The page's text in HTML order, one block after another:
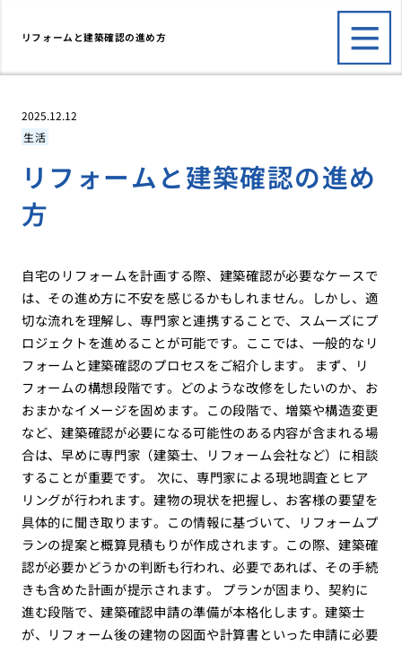
リフォームと建築確認の進め方
2025.12.12
生活
リフォームと建築確認の進め
方
自宅のリフォームを計画する際、建築確認が必要なケースで
は、その進め方に不安を感じるかもしれません。しかし、適
切な流れを理解し、専門家と連携することで、スムーズにプ
ロジェクトを進めることが可能です。ここでは、一般的なリ
フォームと建築確認のプロセスをご紹介します。 まず、リ
フォームの構想段階です。どのような改修をしたいのか、お
おまかなイメージを固めます。この段階で、増築や構造変更
など、建築確認が必要になる可能性のある内容が含まれる場
合は、早めに専門家（建築士、リフォーム会社など）に相談
することが重要です。 次に、専門家による現地調査とヒア
リングが行われます。建物の現状を把握し、お客様の要望を
具体的に聞き取ります。この情報に基づいて、リフォームプ
ランの提案と概算見積もりが作成されます。この際、建築確
認が必要かどうかの判断も行われ、必要であれば、その手続
きも含めた計画が提示されます。 プランが固まり、契約に
進む段階で、建築確認申請の準備が本格化します。建築士
が、リフォーム後の建物の図面や計算書といった申請に必要